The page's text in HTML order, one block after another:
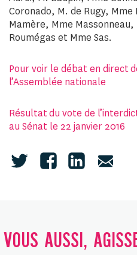
Coronado, M. de Rugy,
Mamère, Mme
Roumégas et Mme Sas.
Pour voir le débat en direct
l’Assemblée nationale
Résultat du vote de
au Sénat le 22 janvier 2016
VOUS AUSSI,